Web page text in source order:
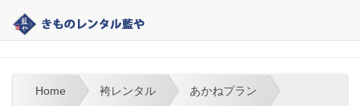
大分 | きものレンタル藍や | 袴レンタル
Home 袴レンタル あかねプラン